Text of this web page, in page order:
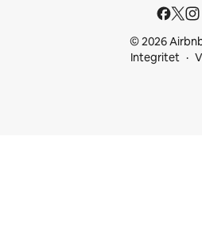
© 2026
Integritet